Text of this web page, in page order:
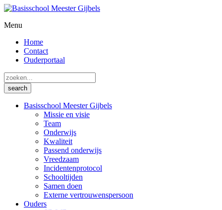
Menu
Home
Contact
Ouderportaal
Basisschool Meester Gijbels
Missie en visie
Team
Onderwijs
Kwaliteit
Passend onderwijs
Vreedzaam
Incidentenprotocol
Schooltijden
Samen doen
Externe vertrouwenspersoon
Ouders